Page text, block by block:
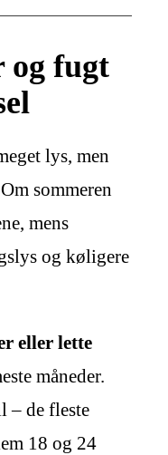
og fugt
lys, men
sommeren
mens
og køligere
eller lette
måneder.
– de fleste
18 og 24